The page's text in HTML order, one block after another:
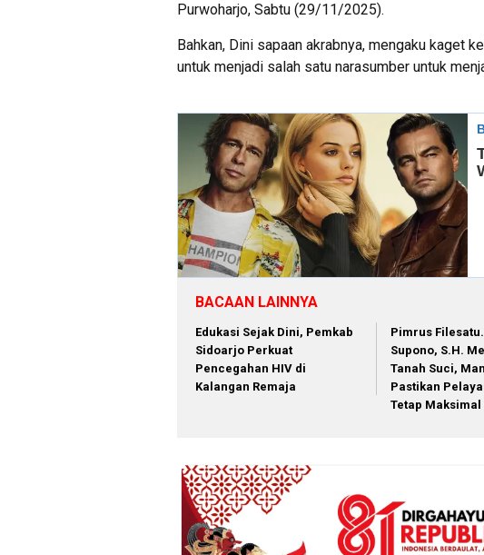
Purwoharjo, Sabtu (29/11/2025).
Bahkan, Dini sapaan akrabnya, mengaku kaget
untuk menjadi salah satu narasumber untuk
BACAAN LAINNYA
Edukasi Sejak Dini, Pemkab
Sidoarjo Perkuat
Pencegahan HIV di
Kalangan Remaja
Pimrus
Supono, S.H.
Tanah Suci,
Pastikan
Tetap Maksimal